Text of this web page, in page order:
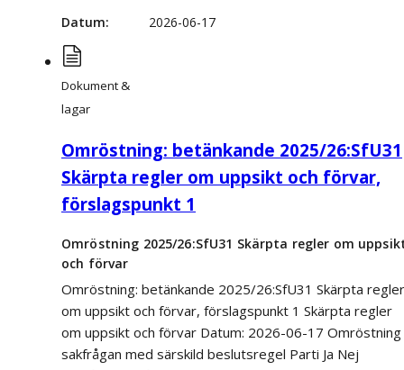
Datum 2026-06-17
Dokument &
lagar
Omröstning: betänkande 2025/26:SfU31
Skärpta regler om uppsikt och förvar,
förslagspunkt 1
Omröstning 2025/26:SfU31 Skärpta regler om
och förvar
Omröstning: betänkande 2025/26:SfU31 Skärpta regler
om uppsikt och förvar, förslagspunkt 1 Skärpta regler
om uppsikt och förvar Datum: 2026-06-17 Omröstning
sakfrågan med särskild beslutsregel Parti Ja Nej